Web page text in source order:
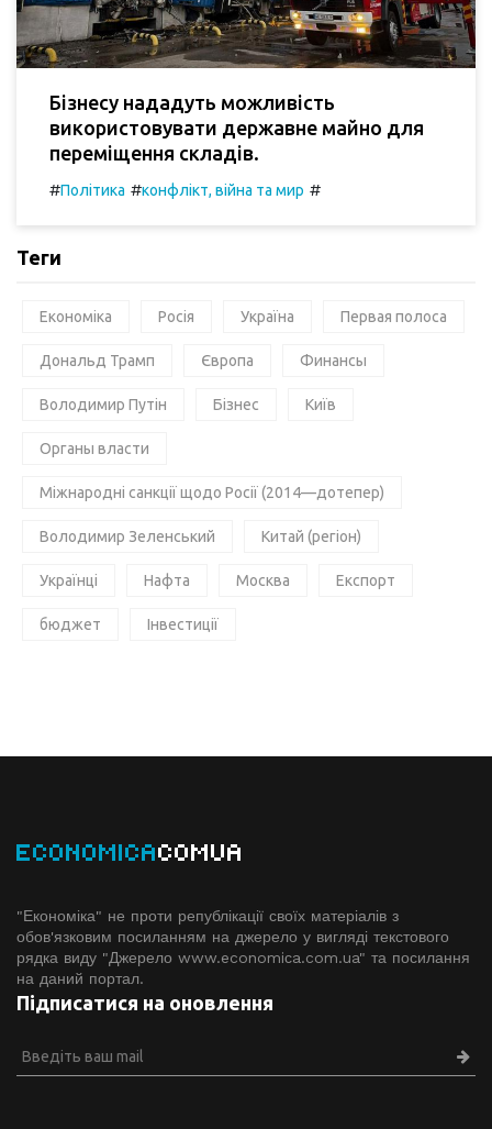
Бізнесу нададуть можливість
використовувати державне майно для
переміщення складів.
#Політика #конфлікт, війна та мир #
Теги
Економіка Росія Україна Первая полоса
Дональд Трамп Європа Финансы
Володимир Путін Бізнес Київ
Органы власти
Міжнародні санкції щодо Росії (2014—дотепер)
Володимир Зеленський Китай (регіон)
Українці Нафта Москва Експорт
бюджет Інвестиції
ECONOMICACOMUA
"Економіка" не проти републікації своїх матеріалів з
обов'язковим посиланням на джерело у вигляді текстового
рядка виду "Джерело www.economiсa.com.ua" та посилання
на даний портал.
Підписатися на оновлення